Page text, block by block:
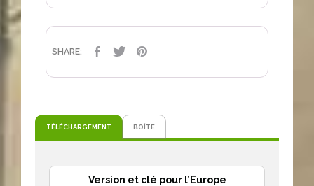
SHARE: PARTAGER
TWEET
TÉLÉCHARGEMENT BOÎTE
Version et clé pour l’Europe